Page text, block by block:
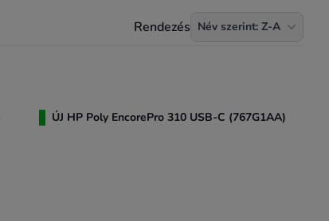
Termékek rendezése
Rendezés Név szerint: Z-A
ÚJ HP Poly EncorePro 310 USB-C (767G1AA)